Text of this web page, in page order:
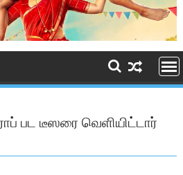
பட டீஸரை வெளியிட்டார்